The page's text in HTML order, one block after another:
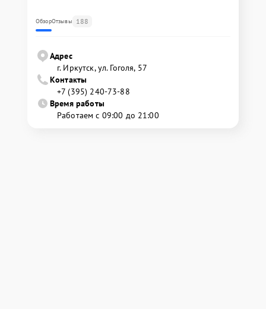
ОбзорОтзывы 188
Адрес
г. Иркутск, ул. ​Гоголя, 57
Контакты
+7 (395) 240-73-88
Время работы
Работаем с 09:00 до 21:00